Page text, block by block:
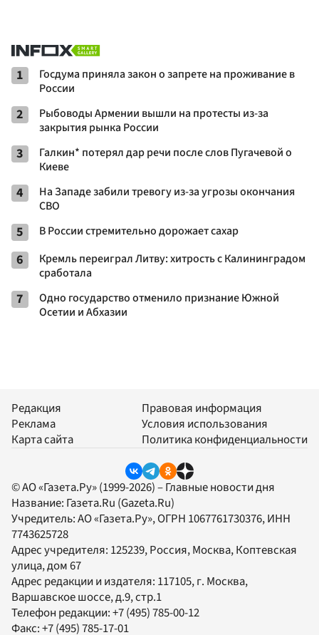
1
Госдума приняла закон о запрете на проживание в
России
2
Рыбоводы Армении вышли на протесты из-за
закрытия рынка России
3
Галкин* потерял дар речи после слов Пугачевой о
Киеве
4
На Западе забили тревогу из-за угрозы окончания
СВО
5 В России стремительно дорожает сахар
6
Кремль переиграл Литву: хитрость с Калининградом
сработала
7
Одно государство отменило признание Южной
Осетии и Абхазии
Редакция
Реклама
Карта сайта
Правовая информация
Условия использования
Политика конфиденциальности
© АО «Газета.Ру» (1999-2026) – Главные новости дня
Название: Газета.Ru (Gazeta.Ru)
Учредитель:АО «Газета.Ру», ОГРН 1067761730376, ИНН
7743625728
Адрес учредителя: 125239, Россия, Москва, Коптевская
улица, дом 67
Адрес редакции и издателя: 117105, г. Москва,
Варшавское шоссе, д.9, стр.1
Телефон редакции:+7 (495) 785-00-12
Факс:+7 (495) 785-17-01